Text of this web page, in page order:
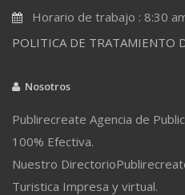
Horario de trabajo : 8:30
POLITICA DE TRATAMIENTO
Nosotros
Publirecreate Agencia de
100% Efectiva.
Nuestro
Turistica Impresa y virtual.